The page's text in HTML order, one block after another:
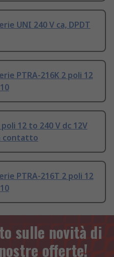
UNI 240 V ca, DPDT
PTRA-216K 2 poli 12
12 to 240 V dc 12V
contatto
PTRA-216T 2 poli 12
sulle novità di
offerte!